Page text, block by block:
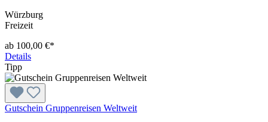
Würzburg
Freizeit
ab 100,00 €*
Details
Tipp
Gutschein Gruppenreisen Weltweit